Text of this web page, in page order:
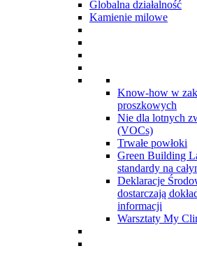
Globalna działalność
Kamienie milowe
Know-how w
proszkowych
Nie dla lotnych
(VOCs)
Trwałe powłoki
Green Building
standardy na
Deklaracje
dostarczają
informacji
Warsztaty My